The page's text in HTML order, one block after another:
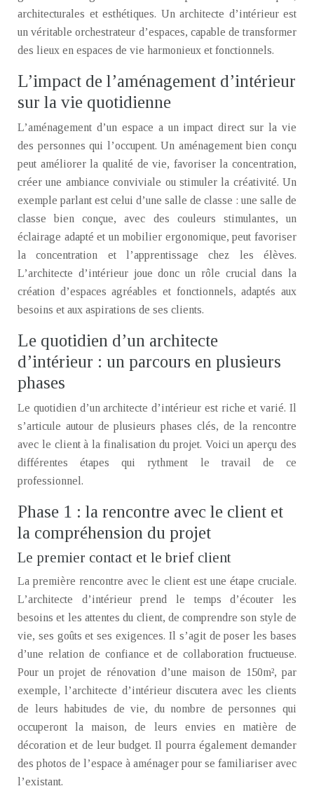
architecturales et esthétiques. Un architecte d’intérieur est
un véritable orchestrateur d’espaces, capable de transformer
des lieux en espaces de vie harmonieux et fonctionnels.
L’impact de l’aménagement d’intérieur
sur la vie quotidienne
L’aménagement d’un espace a un impact direct sur la vie
des personnes qui l’occupent. Un aménagement bien conçu
peut améliorer la qualité de vie, favoriser la concentration,
créer une ambiance conviviale ou stimuler la créativité. Un
exemple parlant est celui d’une salle de classe : une salle de
classe bien conçue, avec des couleurs stimulantes, un
éclairage adapté et un mobilier ergonomique, peut favoriser
la concentration et l’apprentissage chez les élèves.
L’architecte d’intérieur joue donc un rôle crucial dans la
création d’espaces agréables et fonctionnels, adaptés aux
besoins et aux aspirations de ses clients.
Le quotidien d’un architecte
d’intérieur : un parcours en plusieurs
phases
Le quotidien d’un architecte d’intérieur est riche et varié. Il
s’articule autour de plusieurs phases clés, de la rencontre
avec le client à la finalisation du projet. Voici un aperçu des
différentes étapes qui rythment le travail de ce
professionnel.
Phase 1 : la rencontre avec le client et
la compréhension du projet
Le premier contact et le brief client
La première rencontre avec le client est une étape cruciale.
L’architecte d’intérieur prend le temps d’écouter les
besoins et les attentes du client, de comprendre son style de
vie, ses goûts et ses exigences. Il s’agit de poser les bases
d’une relation de confiance et de collaboration fructueuse.
Pour un projet de rénovation d’une maison de 150m², par
exemple, l’architecte d’intérieur discutera avec les clients
de leurs habitudes de vie, du nombre de personnes qui
occuperont la maison, de leurs envies en matière de
décoration et de leur budget. Il pourra également demander
des photos de l’espace à aménager pour se familiariser avec
l’existant.